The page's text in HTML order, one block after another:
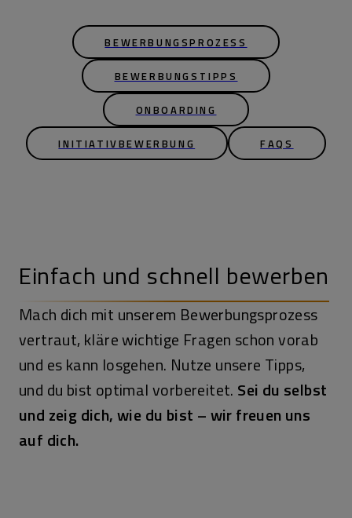
BEWERBUNGSPROZESS
BEWERBUNGSTIPPS
ONBOARDING
INITIATIVBEWERBUNG FAQS
Einfach und schnell bewerben
Mach dich mit unserem Bewerbungs­prozess
vertraut, kläre wichtige Fragen schon vorab
und es kann losgehen. Nutze unsere Tipps,
und du bist optimal vorbereitet. Sei du selbst
und zeig dich, wie du bist – wir freuen uns
auf dich.